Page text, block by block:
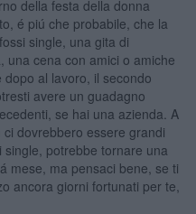
della festa della donna
é piú che probabile, che la
single, una gita di
una cena con amici o amiche
al lavoro, il secondo
avere un guadagno
se hai una azienda. A
dovrebbero essere grandi
potrebbe tornare una
mese, ma pensaci bene, se ti
ancora giorni fortunati per te,